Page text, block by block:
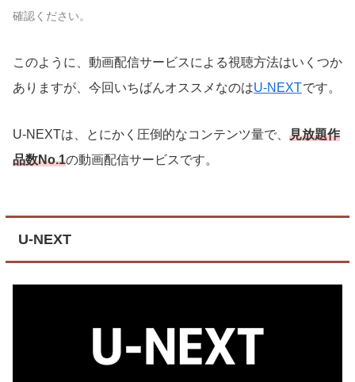
確認ください。
このように、動画配信サービスによる視聴方法はいくつか
ありますが、今回いちばんオススメなのはU-NEXTです。
U-NEXTは、とにかく圧倒的なコンテンツ量で、 見放題作
品数No.1の動画配信サービスです。
U-NEXT